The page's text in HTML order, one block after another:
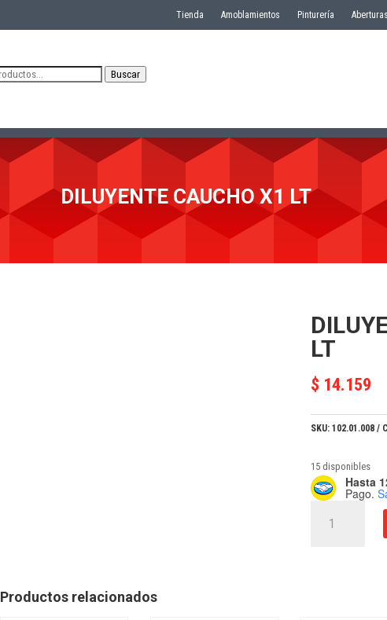
Tienda Amoblamientos Pinturería Aberturas
Buscar
DILUYENTE CAUCHO X1 LT
LT
$ 14.159
SKU:102.01.008
15 disponibles
Hasta
Pago.
CAUCHO
Productos relacionados